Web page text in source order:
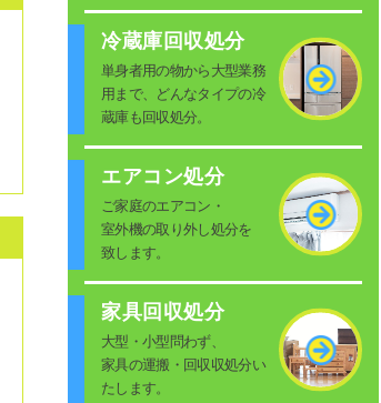
冷蔵庫回収処分
単身者用の物から大型業務
用まで、どんなタイプの冷
蔵庫も回収処分。
エアコン処分
ご家庭のエアコン・
室外機の取り外し処分を
致します。
家具回収処分
大型・小型問わず、
家具の運搬・回収収処分い
たします。